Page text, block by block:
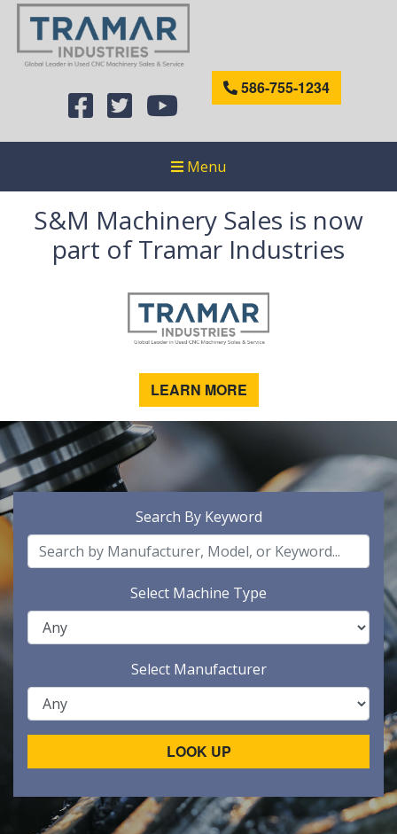
586-755-1234
Menu
S&M Machinery Sales is now
part of Tramar Industries
LEARN MORE
Search By Keyword
Select Machine Type
Select Manufacturer
LOOK UP